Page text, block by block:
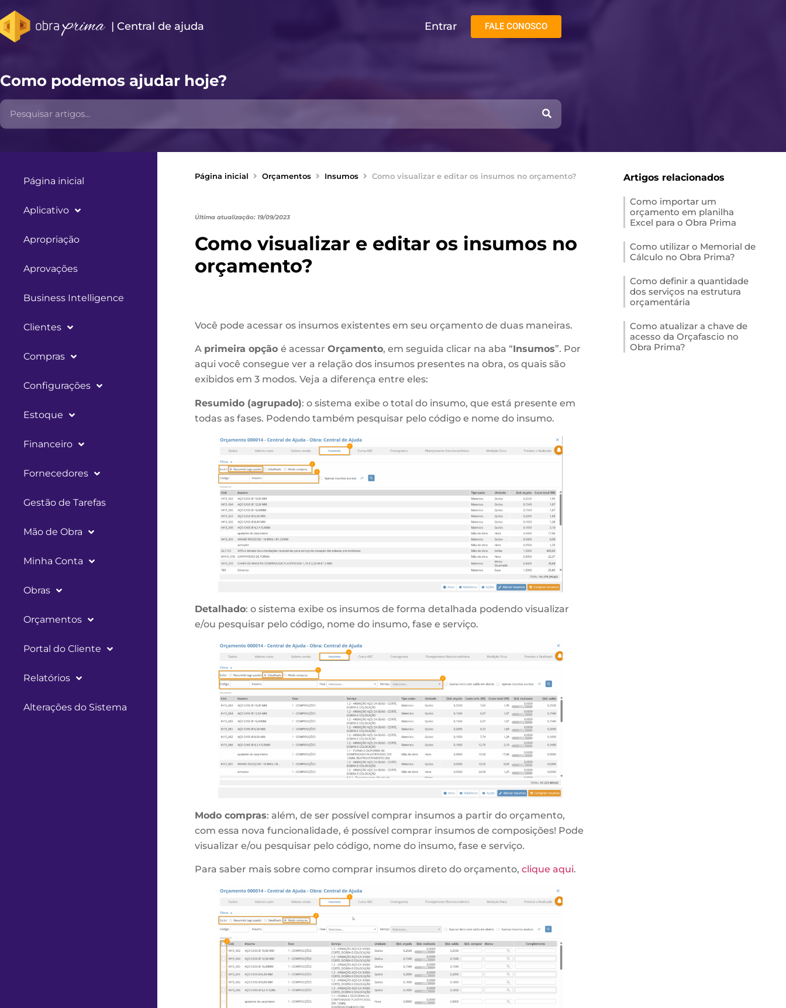
| Central de ajuda​ Entrar FALE CONOSCO
Como podemos ajudar hoje?
Página inicial
Aplicativo
Apropriação
Aprovações
Business Intelligence
Clientes
Compras
Configurações
Estoque
Financeiro
Fornecedores
Gestão de Tarefas
Mão de Obra
Minha Conta
Obras
Orçamentos
Portal do Cliente
Relatórios
Alterações do Sistema
Página inicial Orçamentos Insumos Como visualizar e editar os insumos no orçamento?
Última atualização: 19/09/2023
Como visualizar e editar os insumos no
orçamento?
Você pode acessar os insumos existentes em seu orçamento de duas maneiras.
A primeira opção é acessar Orçamento, em seguida clicar na aba “Insumos”. Por
aqui você consegue ver a relação dos insumos presentes na obra, os quais são
exibidos em 3 modos. Veja a diferença entre eles:
Resumido (agrupado): o sistema exibe o total do insumo, que está presente em
todas as fases. Podendo também pesquisar pelo código e nome do insumo.
Detalhado: o sistema exibe os insumos de forma detalhada podendo visualizar
e/ou pesquisar pelo código, nome do insumo, fase e serviço.
Modo compras: além, de ser possível comprar insumos a partir do orçamento,
com essa nova funcionalidade, é possível comprar insumos de composições! Pode
visualizar e/ou pesquisar pelo código, nome do insumo, fase e serviço.
Para saber mais sobre como comprar insumos direto do orçamento, clique aqui.
Artigos relacionados
Como importar um
orçamento em planilha
Excel para o Obra Prima
Como utilizar o Memorial de
Cálculo no Obra Prima?
Como definir a quantidade
dos serviços na estrutura
orçamentária
Como atualizar a chave de
acesso da Orçafascio no
Obra Prima?